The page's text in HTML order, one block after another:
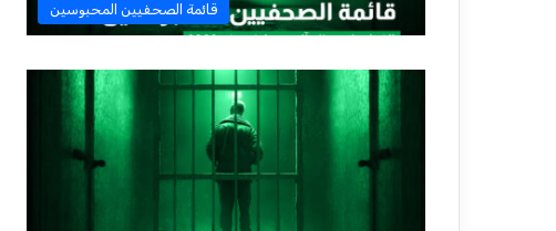
قائمة الصحفيين المحبوسين